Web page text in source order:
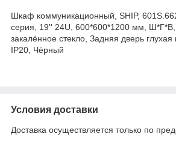
Шкаф коммуникационный, SHIP,
серия, 19'' 24U, 600*600*1200 мм,
закалённое стекло, Задняя дверь глухая
IP20, Чёрный
Условия доставки
Доставка осуществляется только по